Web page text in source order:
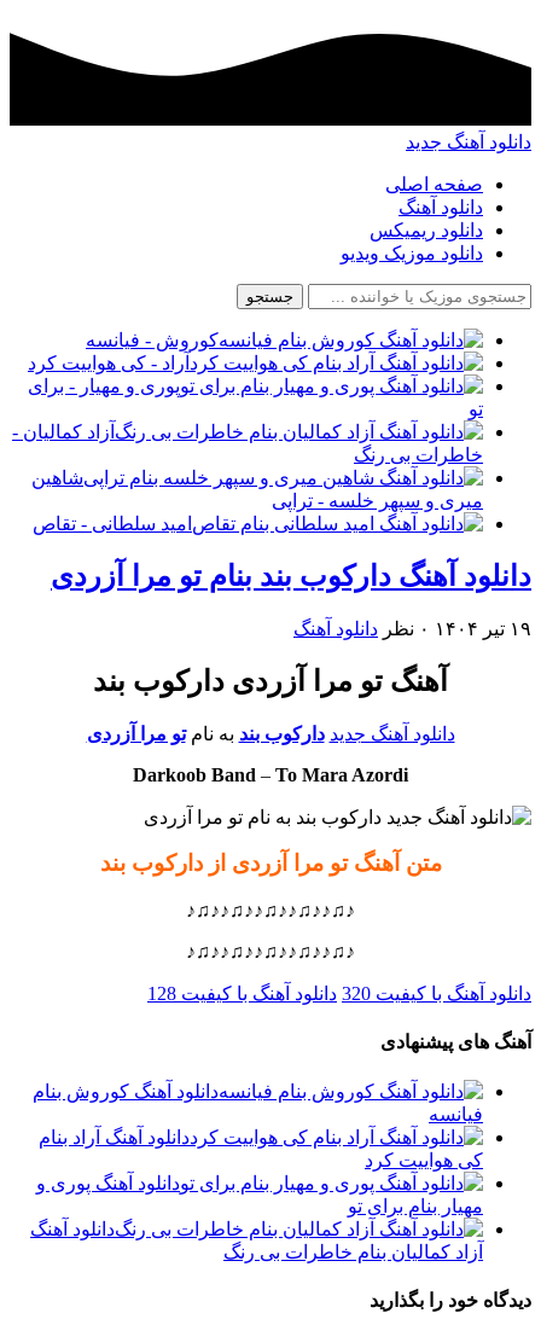
دانلود آهنگ جدید
صفحه اصلی
دانلود آهنگ
دانلود ریمیکس
دانلود موزیک ویدیو
جستجو
کوروش - فیانسه
آراد - کی هواییت کرد
پوری و مهیار - برای
تو
آزاد کمالیان -
خاطرات بی رنگ
شاهین
میری و سپهر خلسه - تراپی
امید سلطانی - تقاص
دانلود آهنگ دارکوب بند بنام تو مرا آزردی
۱۹ تیر ۱۴۰۴ ۰ نظر دانلود آهنگ
آهنگ تو مرا آزردی دارکوب بند
دانلود آهنگ جدید دارکوب بند به نامتو مرا آزردی
Darkoob Band – To Mara Azordi
متن آهنگ تو مرا آزردی از دارکوب بند
♪♫♪♪♫♪♪♫♪♪♫♪♪♫♪
♪♫♪♪♫♪♪♫♪♪♫♪♪♫♪
دانلود آهنگ با کیفیت 320 دانلود آهنگ با کیفیت 128
آهنگ های پیشنهادی
دانلود آهنگ کوروش بنام
فیانسه
دانلود آهنگ آراد بنام
کی هواییت کرد
دانلود آهنگ پوری و
مهیار بنام برای تو
دانلود آهنگ
آزاد کمالیان بنام خاطرات بی رنگ
دیدگاه خود را بگذارید